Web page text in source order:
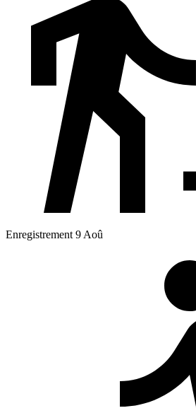
Enregistrement 9 Aoû